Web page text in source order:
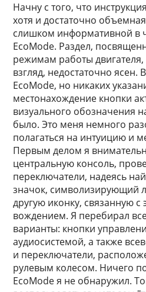
Начну с того, что
хотя и достаточно
слишком информативной в
EcoMode. Раздел,
режимам работы
взгляд, недостаточно ясен.
EcoMode, но никаких
местонахождение кнопки
визуального обозначения
было. Это меня немного
полагаться на интуицию и
Первым делом я
центральную консоль,
переключатели, надеясь
значок, символизирующий
другую иконку, связанную
вождением. Я перебирал
варианты: кнопки
аудиосистемой, а также
и переключатели,
рулевым колесом. Ничего
EcoMode я не обнаружил.